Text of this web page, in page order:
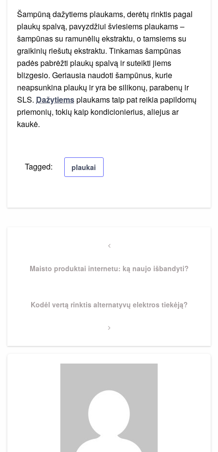
Šampūną dažytiems plaukams, derėtų rinktis pagal
plaukų spalvą, pavyzdžiui šviesiems plaukams –
šampūnas su ramunėlių ekstraktu, o tamsiems su
graikinių riešutų ekstraktu. Tinkamas šampūnas
padės pabrėžti plaukų spalvą ir suteikti jiems
blizgesio. Geriausia naudoti šampūnus, kurie
neapsunkina plaukų ir yra be silikonų, parabenų ir
SLS. Dažytiemsplaukams taip pat reikia papildomų
priemonių, tokių kaip kondicionierius, aliejus ar
kaukė.
Tagged: plaukai
Previous
Maisto produktai internetu: ką naujo išbandyti?
Next
Kodėl vertą rinktis alternatyvų elektros tiekėją?